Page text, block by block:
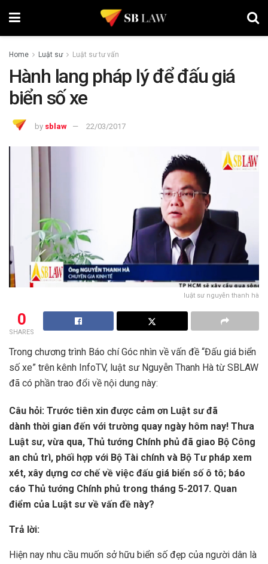
Home Luật sư Luật sư tư vấn
Hành lang pháp lý để đấu giá
biển số xe
by sblaw 22/03/2017
luật sư nguyễn thanh hà
0
SHARES
Trong chương trình Báo chí Góc nhìn về vấn đề “Đấu giá biển
số xe” trên kênh InfoTV, luật sư Nguyễn Thanh Hà từ SBLAW
đã có phần trao đổi về nội dung này:
Câu hỏi: Trước tiên xin được cảm ơn Luật sư đã
dành thời gian đến với trường quay ngày hôm nay! Thưa
Luật sư, vừa qua, Thủ tướng Chính phủ đã giao Bộ Công
an chủ trì, phối hợp với Bộ Tài chính và Bộ Tư pháp xem
xét, xây dựng cơ chế về việc đấu giá biển số ô tô; báo
cáo Thủ tướng Chính phủ trong tháng 5-2017. Quan
điểm của Luật sư về vấn đề này?
Trả lời:
Hiện nay nhu cầu muốn sở hữu biển số đẹp của người dân là